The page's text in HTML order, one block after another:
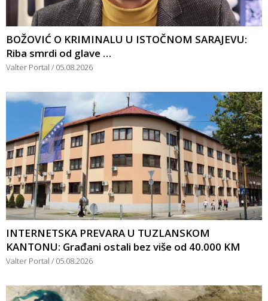
BOŽOVIĆ O KRIMINALU U ISTOČNOM SARAJEVU:
Riba smrdi od glave …
Valter Portal 05.08.2026
INTERNETSKA PREVARA U TUZLANSKOM
KANTONU: Građani ostali bez više od 40.000 KM
Valter Portal 05.08.2026